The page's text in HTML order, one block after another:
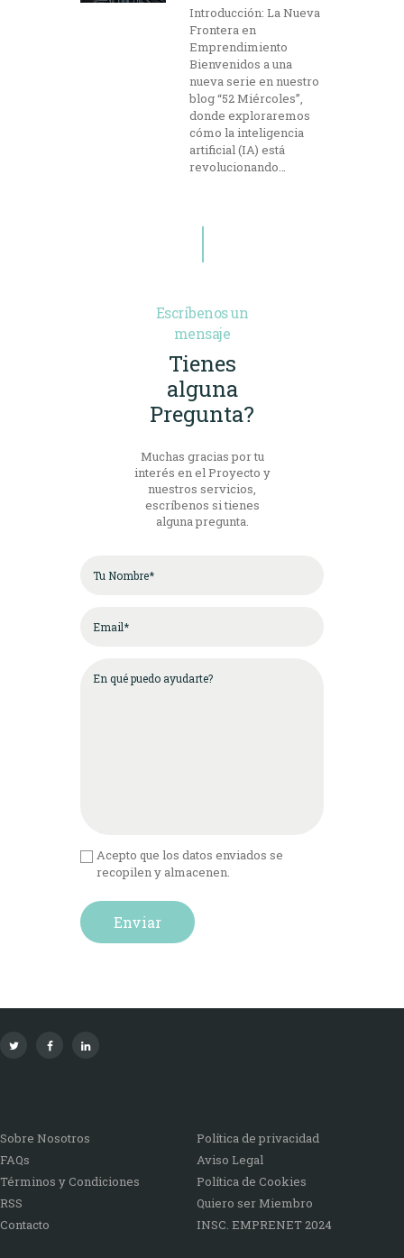
Introducción: La Nueva
Frontera en
Emprendimiento
Bienvenidos a una
nueva serie en nuestro
blog “52 Miércoles”,
donde exploraremos
cómo la inteligencia
artificial (IA) está
revolucionando…
Escríbenos un
mensaje
Tienes
alguna
Pregunta?
Muchas gracias por tu
interés en el Proyecto y
nuestros servicios,
escríbenos si tienes
alguna pregunta.
Acepto que los datos enviados se
recopilen y almacenen.
Sobre Nosotros
Política de privacidad
FAQs
Aviso Legal
Términos y Condiciones
Política de Cookies
RSS
Quiero ser Miembro
Contacto
INSC. EMPRENET 2024